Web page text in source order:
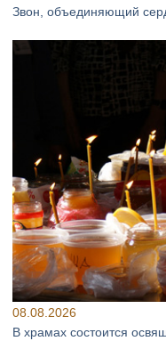
Звон, объединяющий
08.08.2026
В храмах состоится